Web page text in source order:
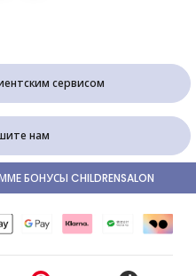
сервисом
нам
БОНУСЫ CHILDRENSALON